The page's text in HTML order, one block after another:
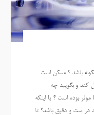
چگونه باشد ؟ ممکن است
کند و بگویید چه
موثر بوده است ؟ یا اینکه
در ست و دقیق باشد؟ تا